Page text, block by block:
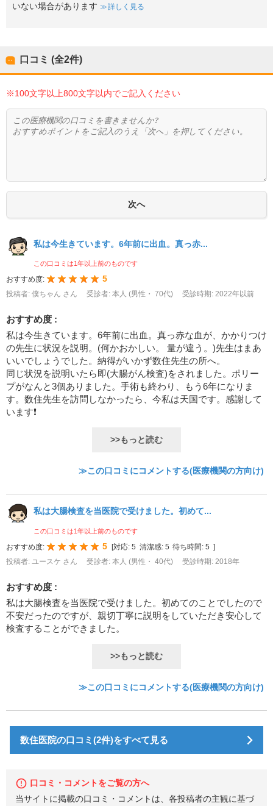
いない場合があります
詳しく見る
口コミ (全2件)
※100文字以上800文字以内でご記入ください
私は今生きています。6年前に出血。真っ赤...
この口コミは1年以上前のものです
おすすめ度: 5
投稿者: 僕ちゃん さん 受診者: 本人 (男性・ 70代) 受診時期: 2022年以前
おすすめ度 :
私は今生きています。6年前に出血。真っ赤な血が、かかりつけ
の先生に状況を説明。(何かおかしい。 量が違う。)先生はまあ
いいでしょうでした。納得がいかず数住先生の所へ。
同じ状況を説明いたら即(大腸がん検査)をされました。ポリー
プがなんと3個ありました。手術も終わり、もう6年になりま
す。数住先生を訪問しなかったら、今私は天国です。感謝して
います❗
>>もっと読む
≫この口コミにコメントする(医療機関の方向け)
私は大腸検査を当医院で受けました。初めて...
この口コミは1年以上前のものです
おすすめ度: 5 [対応: 5 清潔感: 5 待ち時間: 5 ]
投稿者: ユースケ さん
受診者: 本人 (男性・ 40代) 受診時期: 2018年
おすすめ度 :
私は大腸検査を当医院で受けました。初めてのことでしたので
不安だったのですが、親切丁寧に説明をしていただき安心して
検査することができました。
>>もっと読む
≫この口コミにコメントする(医療機関の方向け)
数住医院の口コミ(2件)をすべて見る
口コミ・コメントをご覧の方へ
当サイトに掲載の口コミ・コメントは、各投稿者の主観に基づ